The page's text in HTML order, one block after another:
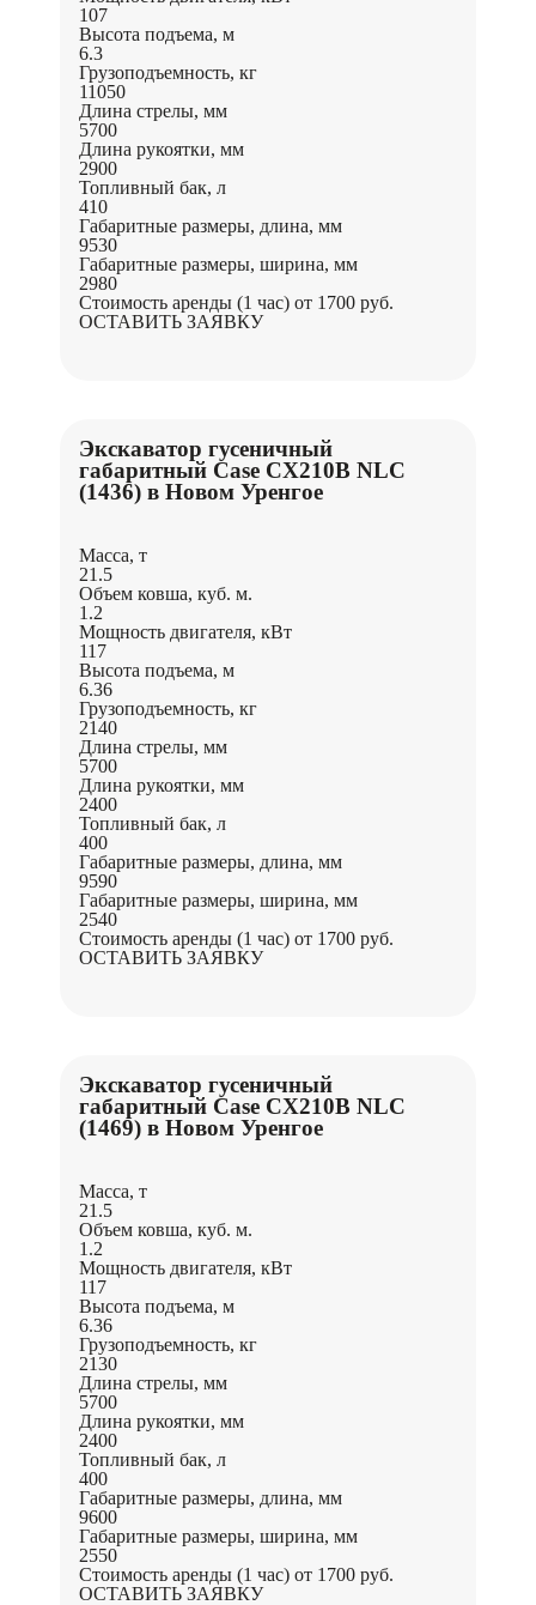
107
Высота подъема, м
6.3
Грузоподъемность, кг
11050
Длина стрелы, мм
5700
Длина рукоятки, мм
2900
Топливный бак, л
410
Габаритные размеры, длина, мм
9530
Габаритные размеры, ширина, мм
2980
Стоимость аренды (1 час) от 1700 руб.
ОСТАВИТЬ ЗАЯВКУ
Экскаватор гусеничный
габаритный Case CX210B NLC
(1436) в Новом Уренгое
Масса, т
21.5
Объем ковша, куб. м.
1.2
Мощность двигателя, кВт
117
Высота подъема, м
6.36
Грузоподъемность, кг
2140
Длина стрелы, мм
5700
Длина рукоятки, мм
2400
Топливный бак, л
400
Габаритные размеры, длина, мм
9590
Габаритные размеры, ширина, мм
2540
Стоимость аренды (1 час) от 1700 руб.
ОСТАВИТЬ ЗАЯВКУ
Экскаватор гусеничный
габаритный Case CX210B NLC
(1469) в Новом Уренгое
Масса, т
21.5
Объем ковша, куб. м.
1.2
Мощность двигателя, кВт
117
Высота подъема, м
6.36
Грузоподъемность, кг
2130
Длина стрелы, мм
5700
Длина рукоятки, мм
2400
Топливный бак, л
400
Габаритные размеры, длина, мм
9600
Габаритные размеры, ширина, мм
2550
Стоимость аренды (1 час) от 1700 руб.
ОСТАВИТЬ ЗАЯВКУ